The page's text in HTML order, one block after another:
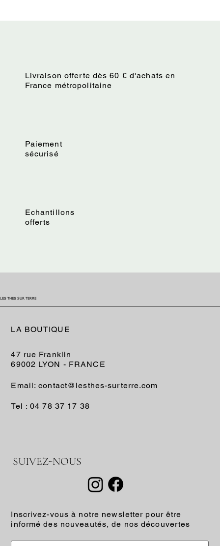
Livraison offerte dès 60 € d'achats en
France métropolitaine
Paiement
sécurisé
Echantillons
offerts
LES THES SUR TERRE
LA BOUTIQUE
47 rue Franklin
69002 LYON - FRANCE
Email: contact@lesthes-surterre.com
Tel : 04 78 37 17 38
SUIVEZ-NOUS
Inscrivez-vous à notre newsletter pour être
informé des nouveautés, de nos découvertes